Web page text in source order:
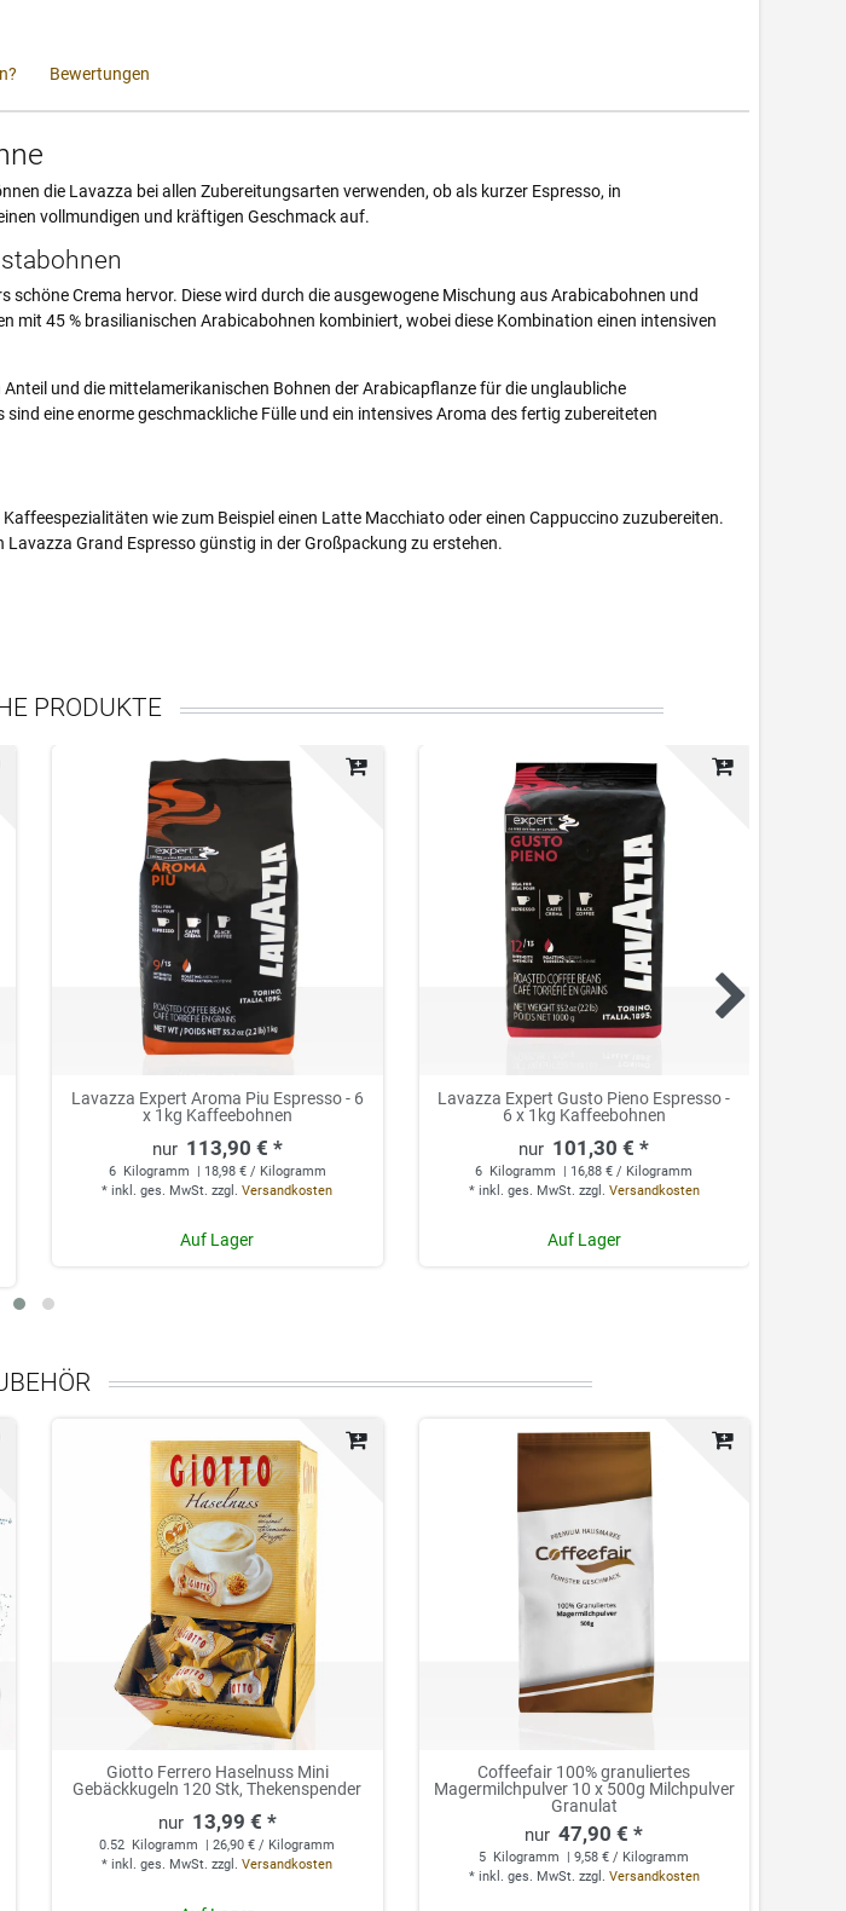
Bewertungen
die Lavazza bei allen Zubereitungsarten verwenden, ob als kurzer Espresso, in
vollmundigen und kräftigen Geschmack auf.
Crema hervor. Diese wird durch die ausgewogene Mischung aus Arabicabohnen und
45 % brasilianischen Arabicabohnen kombiniert, wobei diese Kombination einen intensiven
und die mittelamerikanischen Bohnen der Arabicapflanze für die unglaubliche
eine enorme geschmackliche Fülle und ein intensives Aroma des fertig zubereiteten
wie zum Beispiel einen Latte Macchiato oder einen Cappuccino zuzubereiten.
Grand Espresso günstig in der Großpackung zu erstehen.
PRODUKTE
Lavazza Expert Aroma Piu Espresso - 6
x 1kg Kaffeebohnen
113,90 € *
6 Kilogramm
| 18,98 € / Kilogramm
*inkl. ges. MwSt. zzgl.Versandkosten
Auf Lager
Lavazza Expert Gusto Pieno Espresso -
6 x 1kg Kaffeebohnen
101,30 € *
6 Kilogramm
| 16,88 € / Kilogramm
* inkl. ges. MwSt. zzgl. Versandkosten
Auf Lager
Giotto Ferrero Haselnuss Mini
Gebäckkugeln 120 Stk, Thekenspender
13,99 € *
0.52 Kilogramm
| 26,90 € / Kilogramm
*inkl. ges. MwSt. zzgl.Versandkosten
Coffeefair 100% granuliertes
Magermilchpulver 10 x 500g Milchpulver
Granulat
47,90 € *
5 Kilogramm
| 9,58 € / Kilogramm
* inkl. ges. MwSt. zzgl. Versandkosten